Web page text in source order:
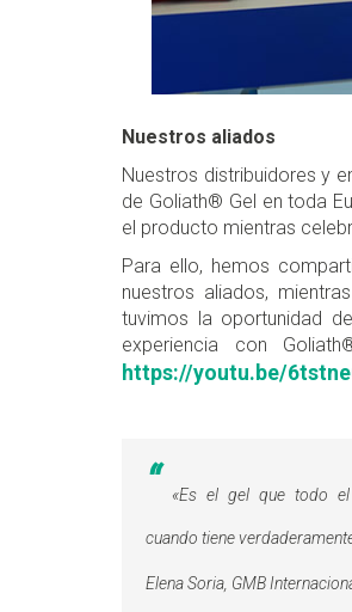
Nuestros aliados
Nuestros distribuidores y
de Goliath® Gel en toda
el producto mientras
Para ello, hemos
nuestros aliados,
tuvimos la oportunidad
experiencia con
https://youtu.be/
«Es el gel que todo
cuando tiene
Elena Soria, GMB